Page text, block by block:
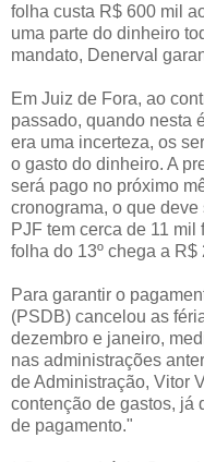
folha custa R$ 600 mil
uma parte do dinheiro
mandato, Denerval
Em Juiz de Fora, ao
passado, quando nesta
era uma incerteza, os
o gasto do dinheiro. A
será pago no próximo
cronograma, o que
PJF tem cerca de 11
folha do 13º chega a R$
Para garantir o
(PSDB) cancelou as
dezembro e janeiro,
nas administrações
de Administração, Vitor
contenção de gastos, já
de pagamento."